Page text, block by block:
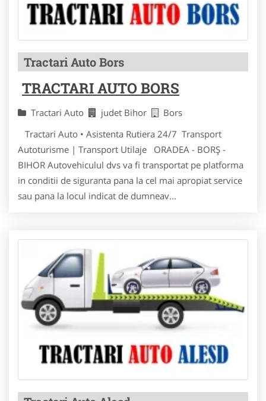
Tractari Auto Bors
TRACTARI AUTO BORS
Tractari Auto judet Bihor
Bors
Tractari Auto • Asistenta Rutiera 24/7 Transport
Autoturisme | Transport Utilaje ORADEA - BORȘ -
BIHOR Autovehiculul dvs va fi transportat pe platforma
in conditii de siguranta pana la cel mai apropiat service
sau pana la locul indicat de dumneav...